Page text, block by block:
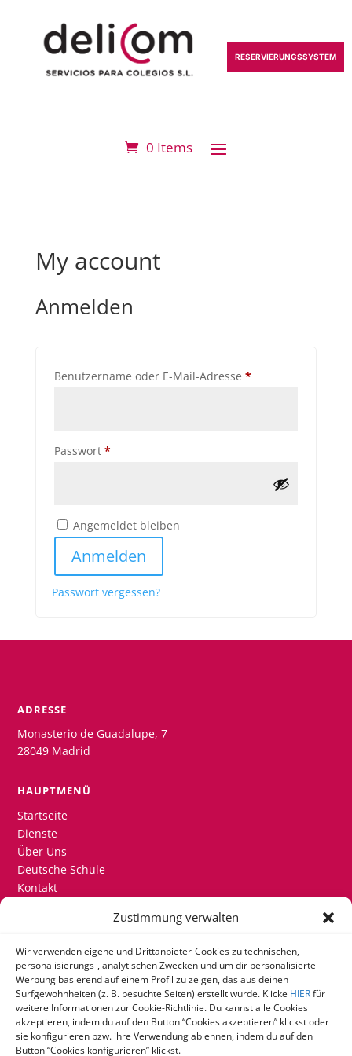
Zustimmung verwalten
Wir verwenden eigene und Drittanbieter-Cookies zu technischen,
personalisierungs-, analytischen Zwecken und um dir personalisierte
Werbung basierend auf einem Profil zu zeigen, das aus deinen
Surfgewohnheiten (z. B. besuchte Seiten) erstellt wurde. Klicke HIERfür
weitere Informationen zur Cookie-Richtlinie. Du kannst alle Cookies
akzeptieren, indem du auf den Button “Cookies akzeptieren” klickst oder
sie konfigurieren bzw. ihre Verwendung ablehnen, indem du auf den
Button “Cookies konfigurieren” klickst.
0 Items
RESERVIERUNGSSYSTEM
My account
Anmelden
Benutzername oder E-Mail-Adresse *Erforderlich
Passwort *Erforderlich
Angemeldet bleiben
Anmelden
Passwort vergessen?
ADRESSE
Monasterio de Guadalupe, 7
28049 Madrid
HAUPTMENÜ
Startseite
Dienste
Über Uns
Deutsche Schule
Kontakt
+34 915 580 200 + Ext. 802
mail@delicom.info
MELDEN SIE SICH IM RESERVIERUNGSSYSTEM AN
Klicken Sie hier, um sich im Reservierungssystem
anzumelden.